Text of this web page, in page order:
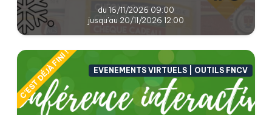
du 16/11/2026 09:00
jusqu'au 20/11/2026 12:00
C'EST DÉJÀ FINI ! EVENEMENTS VIRTUELS | OUTILS FNCV